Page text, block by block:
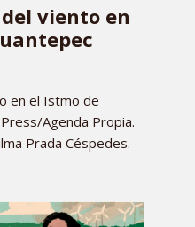
viento en
en el Istmo de
Agenda Propia.
Prada Céspedes.